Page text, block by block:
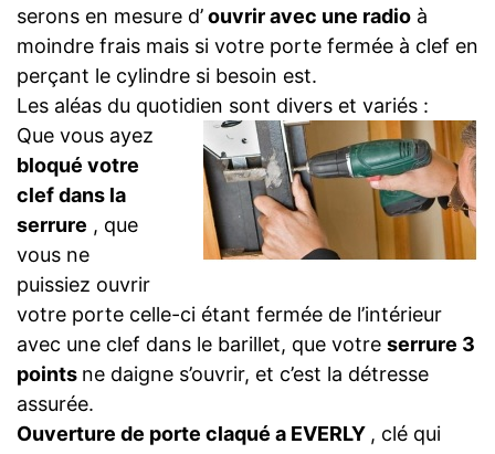
serons en mesure d’ouvrir avec une radio à
moindre frais mais si votre porte fermée à clef en
perçant le cylindre si besoin est.
Les aléas du quotidien sont divers et variés :
Que vous ayez
bloqué votre
clef dans la
serrure , que
vous ne
puissiez ouvrir
votre porte celle-ci étant fermée de l’intérieur
avec une clef dans le barillet, que votre serrure 3
points ne daigne s’ouvrir, et c’est la détresse
assurée.
Ouverture de porte claqué a EVERLY , clé qui